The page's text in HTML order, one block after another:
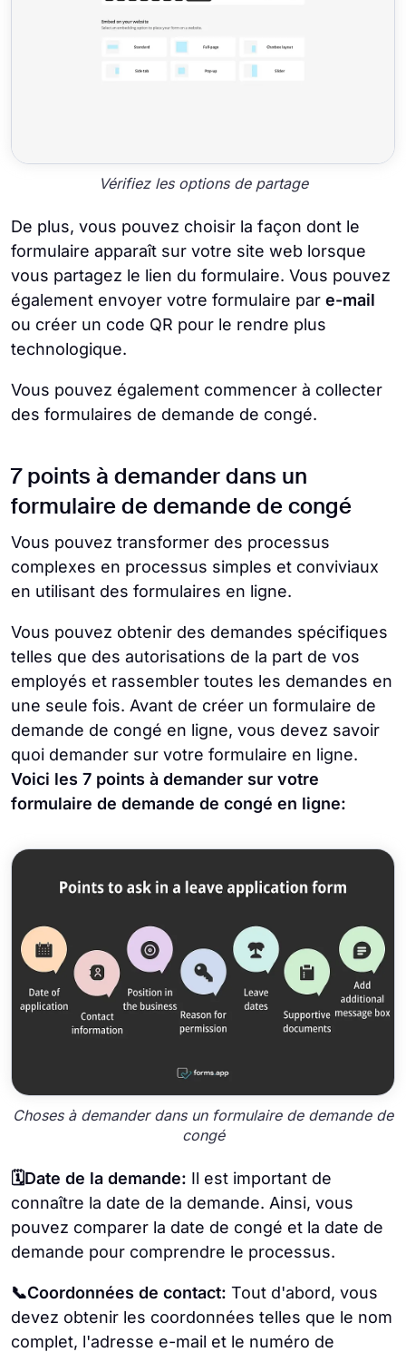
Vérifiez les options de partage
De plus, vous pouvez choisir la façon dont le
formulaire apparaît sur votre site web lorsque
vous partagez le lien du formulaire. Vous pouvez
également envoyer votre formulaire par e-mail
ou créer un code QR pour le rendre plus
technologique.
Vous pouvez également commencer à collecter
des formulaires de demande de congé.
7 points à demander dans un
formulaire de demande de congé
Vous pouvez transformer des processus
complexes en processus simples et conviviaux
en utilisant des formulaires en ligne.
Vous pouvez obtenir des demandes spécifiques
telles que des autorisations de la part de vos
employés et rassembler toutes les demandes en
une seule fois. Avant de créer un formulaire de
demande de congé en ligne, vous devez savoir
quoi demander sur votre formulaire en ligne.
Voici les 7 points à demander sur votre
formulaire de demande de congé en ligne:
Choses à demander dans un formulaire de demande de
congé
🗓️Date de la demande: Il est important de
connaître la date de la demande. Ainsi, vous
pouvez comparer la date de congé et la date de
demande pour comprendre le processus.
📞Coordonnées de contact: Tout d'abord, vous
devez obtenir les coordonnées telles que le nom
complet, l'adresse e-mail et le numéro de